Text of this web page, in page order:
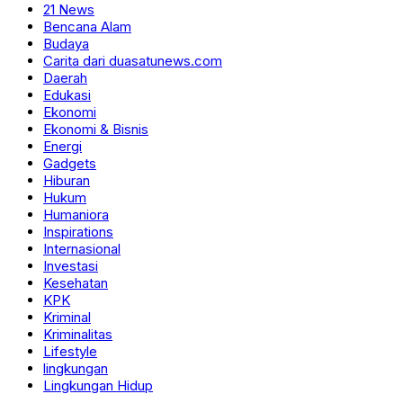
21 News
Bencana Alam
Budaya
Carita dari duasatunews.com
Daerah
Edukasi
Ekonomi
Ekonomi & Bisnis
Energi
Gadgets
Hiburan
Hukum
Humaniora
Inspirations
Internasional
Investasi
Kesehatan
KPK
Kriminal
Kriminalitas
Lifestyle
lingkungan
Lingkungan Hidup